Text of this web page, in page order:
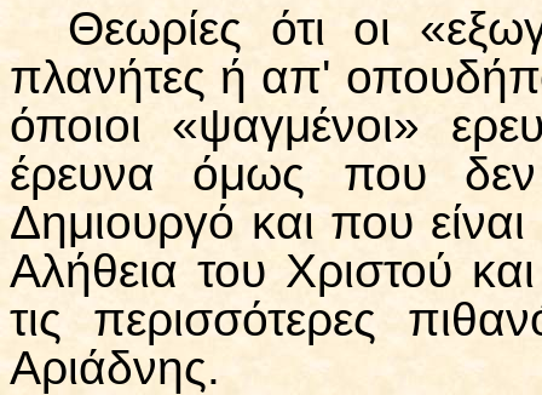
Θεωρίες ότι οι
πλανήτες ή απ'
όποιοι «ψαγμένοι»
έρευνα όμως που
Δημιουργό και που
Αλήθεια του Χριστού
τις περισσότερες
Αριάδνης.